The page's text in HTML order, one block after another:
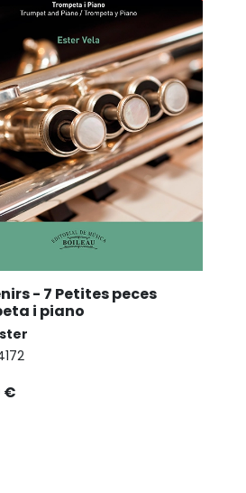
- 7 Petites peces
i piano
€